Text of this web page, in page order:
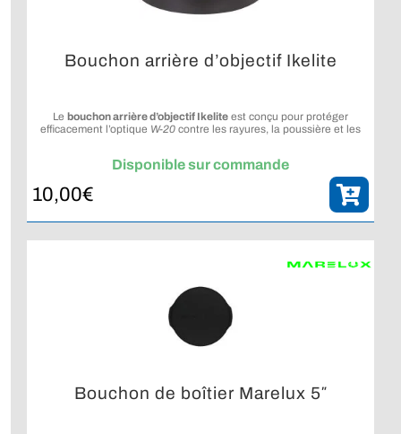
Bouchon arrière d’objectif Ikelite
Le bouchon arrière d’objectif Ikelite est conçu pour protéger
efficacement l’optique W-20 contre les rayures, la poussière et les
Attention : ce bouchon n’est pas compatible avec l’objectif
Disponible sur commande
10,00€
Bouchon de boîtier Marelux 5″